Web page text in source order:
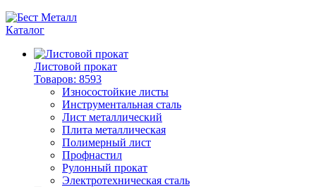
Каталог
Листовой прокат
Товаров: 8593
Износостойкие листы
Инструментальная сталь
Лист металлический
Плита металлическая
Полимерный лист
Профнастил
Рулонный прокат
Электротехническая сталь